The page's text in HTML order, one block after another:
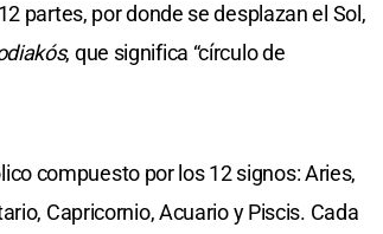
partes, por donde se desplazan el Sol,
, que significa “círculo de
compuesto por los 12 signos: Aries,
Capricornio, Acuario y Piscis. Cada